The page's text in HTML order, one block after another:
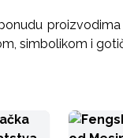
simbolikom i